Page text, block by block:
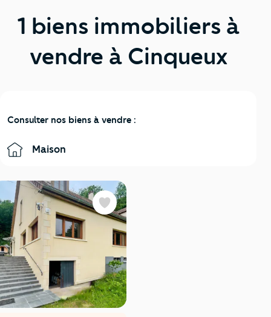
1 biens immobiliers à
vendre à Cinqueux
Consulter nos biens à vendre :
Maison
Favoris